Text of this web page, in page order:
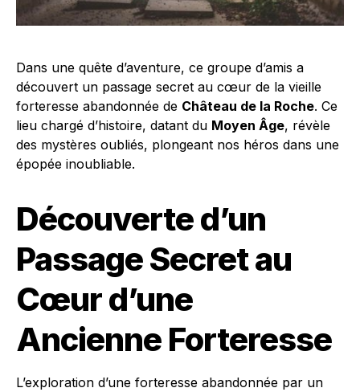
Dans une quête d’aventure, ce groupe d’amis a
découvert un passage secret au cœur de la vieille
forteresse abandonnée de Château de la Roche. Ce
lieu chargé d’histoire, datant du Moyen Âge, révèle
des mystères oubliés, plongeant nos héros dans une
épopée inoubliable.
Découverte d’un
Passage Secret au
Cœur d’une
Ancienne Forteresse
L’exploration d’une forteresse abandonnée par un